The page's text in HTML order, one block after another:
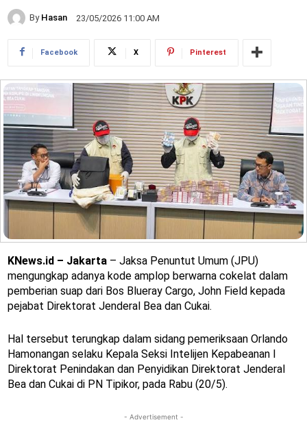
By Hasan 23/05/2026 11:00 AM
Facebook X Pinterest
KNews.id – Jakarta – Jaksa Penuntut Umum (JPU)
mengungkap adanya kode amplop berwarna cokelat dalam
pemberian suap dari Bos Blueray Cargo, John Field kepada
pejabat Direktorat Jenderal Bea dan Cukai.
Hal tersebut terungkap dalam sidang pemeriksaan Orlando
Hamonangan selaku Kepala Seksi Intelijen Kepabeanan I
Direktorat Penindakan dan Penyidikan Direktorat Jenderal
Bea dan Cukai di PN Tipikor, pada Rabu (20/5).
- Advertisement -